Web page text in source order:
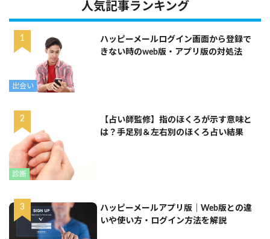
人気記事ランキング
出会い
ハッピーメールログイン画面から登録で
きない時のweb版・アプリ版の対処法
診断
【占い師監修】指のほくろが示す意味と
は？手足別＆左右別のほくろ占い結果
ハッピーメールアプリ版｜Web版との違
いや使い方・ログイン方法を解説